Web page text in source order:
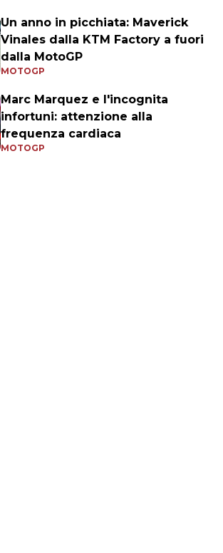
Un anno in picchiata: Maverick
Vinales dalla KTM Factory a fuori
dalla MotoGP
MOTOGP
Marc Marquez e l'incognita
infortuni: attenzione alla
frequenza cardiaca
MOTOGP